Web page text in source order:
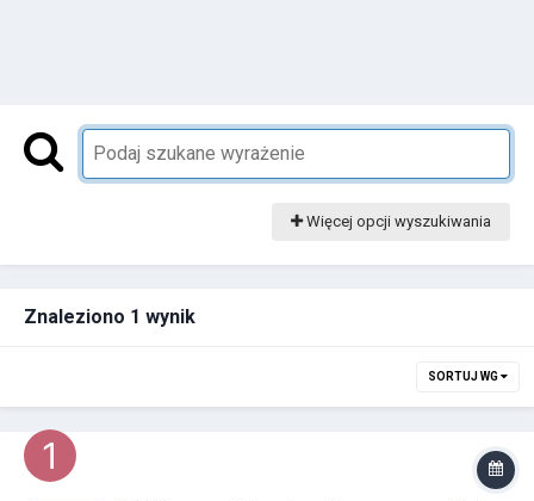
Więcej opcji wyszukiwania
Znaleziono 1 wynik
SORTUJ WG